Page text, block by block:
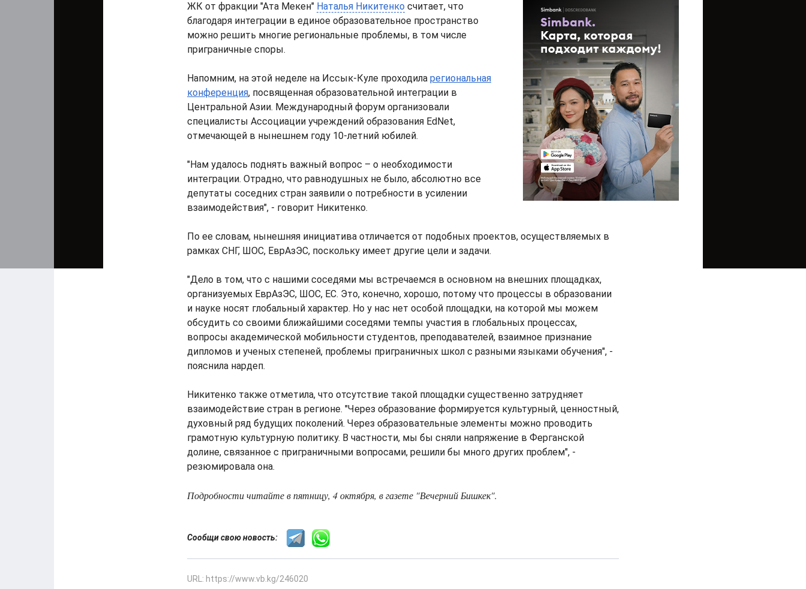
ЖК от фракции "Ата Мекен" Наталья Никитенко считает, что
благодаря интеграции в единое образовательное пространство
можно решить многие региональные проблемы, в том числе
приграничные споры.
Напомним, на этой неделе на Иссык-Куле проходила региональная
конференция, посвященная образовательной интеграции в
Центральной Азии. Международный форум организовали
специалисты Ассоциации учреждений образования EdNet,
отмечающей в нынешнем году 10-летний юбилей.
"Нам удалось поднять важный вопрос – о необходимости
интеграции. Отрадно, что равнодушных не было, абсолютно все
депутаты соседних стран заявили о потребности в усилении
взаимодействия", - говорит Никитенко.
По ее словам, нынешняя инициатива отличается от подобных проектов, осуществляемых в
рамках СНГ, ШОС, ЕврАзЭС, поскольку имеет другие цели и задачи.
"Дело в том, что с нашими соседями мы встречаемся в основном на внешних площадках,
организуемых ЕврАзЭС, ШОС, ЕС. Это, конечно, хорошо, потому что процессы в образовании
и науке носят глобальный характер. Но у нас нет особой площадки, на которой мы можем
обсудить со своими ближайшими соседями темпы участия в глобальных процессах,
вопросы академической мобильности студентов, преподавателей, взаимное признание
дипломов и ученых степеней, проблемы приграничных школ с разными языками обучения", -
пояснила нардеп.
Никитенко также отметила, что отсутствие такой площадки существенно затрудняет
взаимодействие стран в регионе. "Через образование формируется культурный, ценностный,
духовный ряд будущих поколений. Через образовательные элементы можно проводить
грамотную культурную политику. В частности, мы бы сняли напряжение в Ферганской
долине, связанное с приграничными вопросами, решили бы много других проблем", -
резюмировала она.
Подробности читайте в пятницу, 4 октября, в газете "Вечерний Бишкек".
Сообщи свою новость:
URL: https://www.vb.kg/246020